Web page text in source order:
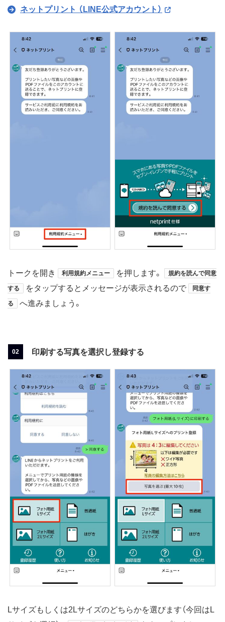
ネットプリント （LINE公式アカウント）
トークを開き 利用規約メニュー を押します。 規約を読んで同意
する をタップするとメッセージが表示されるので 同意す
る へ進みましょう。
印刷する写真を選択し登録する
Lサイズもしくは2Lサイズのどちらかを選びます（今回はL